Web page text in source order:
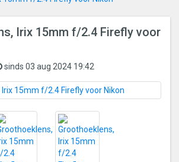
Irix 15mm f/2.4 Firefly voor
sinds 03 aug 2024 19:42